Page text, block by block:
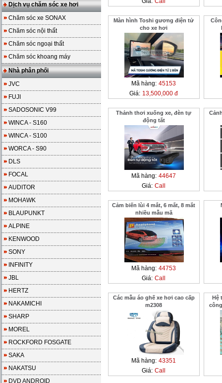
Dịch vụ chăm sóc xe hơi
Chăm sóc xe SONAX
Chăm sóc nội thất
Chăm sóc ngoại thất
Chăm sóc khoang máy
Nhà phân phối
JVC
FUJI
SADOSONIC V99
WINCA - S160
WINCA - S100
WORCA - S90
DLS
FOCAL
AUDITOR
MOHAWK
BLAUPUNKT
ALPINE
KENWOOD
SONY
INFINITY
JBL
HERTZ
NAKAMICHI
SHARP
MOREL
ROCKFORD FOSGATE
SAKA
NAKATSU
DVD ANDROID
Màn hình Toshi gương điện tử
cho xe hơi
Mã hàng: 45153
Giá: 13,500,000 đ
Thảnh thơi xuống xe, đèn tự
động tắt
Mã hàng: 44647
Giá: Call
Cảm biến lùi 4 mắt, 6 mắt, 8 mắt
nhiều mẫu mã
Mã hàng: 44753
Giá: Call
Các mẫu áo ghế xe hơi cao cấp
m2308
Mã hàng: 43351
Giá: Call
Hệ